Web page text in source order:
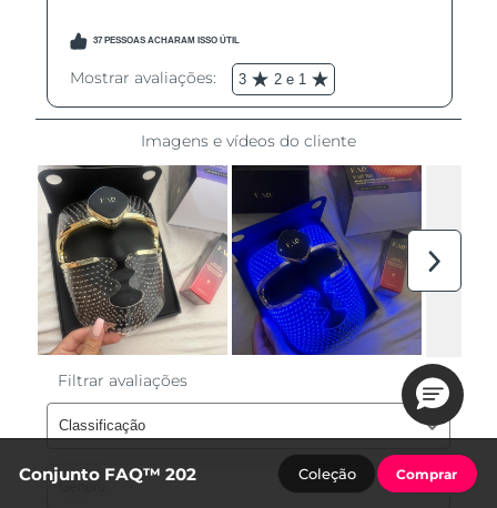
Conjunto FAQ™ 202 Coleção Comprar